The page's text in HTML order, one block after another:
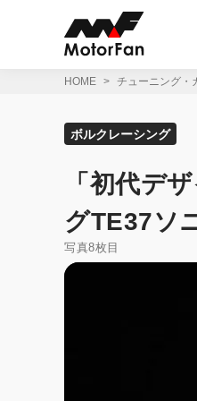
HOME チューニング・
ボルクレーシング
「初代デ
グTE37ソ
写真8枚目